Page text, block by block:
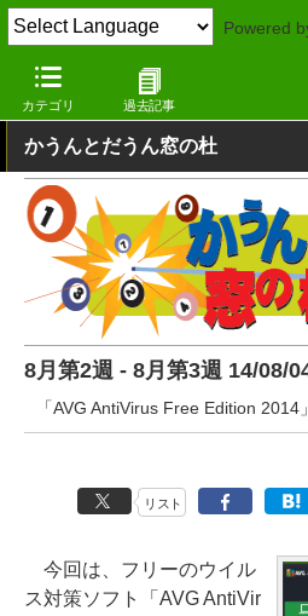
Powered
カテゴリ 過去記事
窓の杜 その他の話題
かうんとだうん窓の杜
8月第2週 - 8月第3週 14/08/
「AVG AntiVirus Free Edition
リスト
今回は、フリーのウイル
ス対策ソフト「AVG AntiVir